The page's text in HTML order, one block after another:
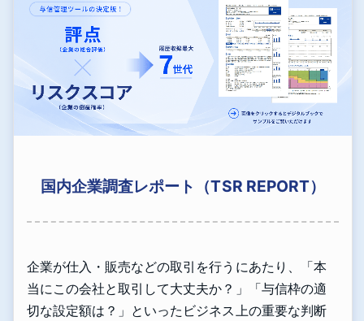
国内企業調査レポート（TSR REPORT）
企業が仕入・販売などの取引を行うにあたり、「本
当にこの会社と取引して大丈夫か？」「与信枠の適
切な設定額は？」といったビジネス上の重要な判断